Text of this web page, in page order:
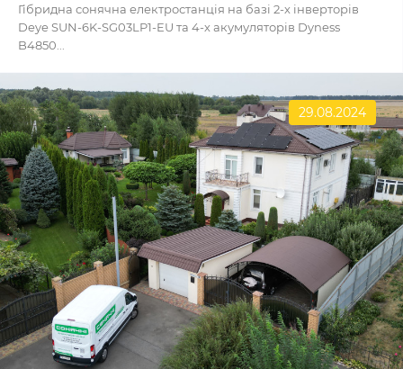
Гібридна сонячна електростанція на базі 2-х інверторів
Deye SUN-6K-SG03LP1-EU та 4-х акумуляторів Dyness
B4850...
29.08.2024